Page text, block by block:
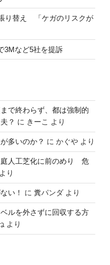
り替え 「ケガのリスクが
3Mなど5社を提訴
で終わらず、都は強制的
？ に きーこ より
多いのか？ に かぐや より
庭人工芝化に前のめり 危
より
い！ に 糞パンダ より
ルを外さずに回収する方
より